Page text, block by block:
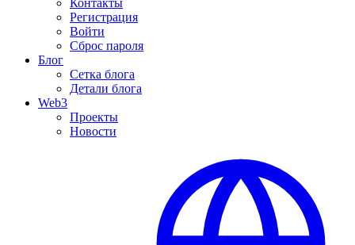
Контакты
Регистрация
Войти
Сброс пароля
Блог
Сетка блога
Детали блога
Web3
Проекты
Новости